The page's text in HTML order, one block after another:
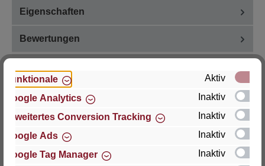
Eigenschaften
Bewertungen
Hersteller
Für Fragen zu Produkt, Produktsicherheit oder
technische Unterstützung wenden Sie sich bitte an:
Funktionale
Aktiv
Google Analytics
Inaktiv
Erweitertes Conversion Tracking
Inaktiv
Google Ads
Inaktiv
Google Tag Manager
Inaktiv